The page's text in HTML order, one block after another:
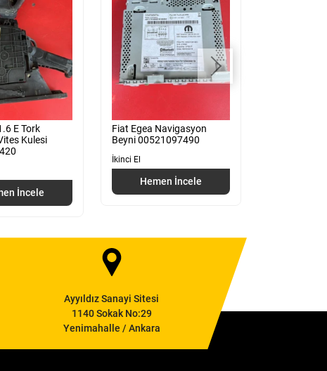
E Tork
Kulesi
İncele
Fiat Egea Navigasyon
Beyni 00521097490
İkinci El
Hemen İncele
Ayyıldız Sanayi Sitesi
1140 Sokak No:29
Yenimahalle / Ankara